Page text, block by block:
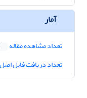
آمار
تعداد مشاهده مقاله
تعداد دریافت فایل